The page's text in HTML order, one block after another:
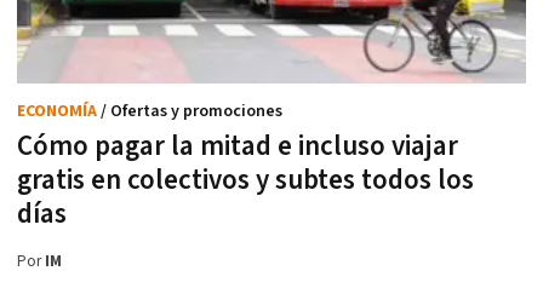
Cómo pagar la mitad e incluso viajar
gratis en colectivos y subtes todos los
días
ECONOMÍA/ Ofertas y promociones
PorIM